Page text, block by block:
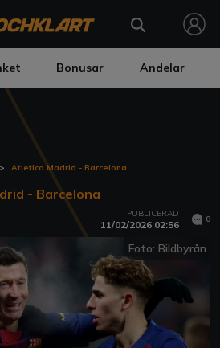
Bonusar Andelar
Atletico Madrid - Barcelona
- Barcelona
PUBLICERAD
11/02/2026 02:56 0
Foto: Bildbyrån